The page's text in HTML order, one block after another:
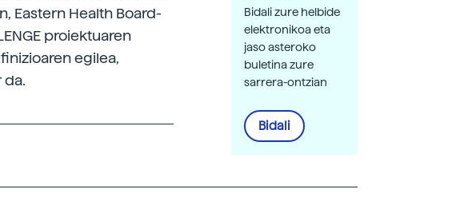
Eastern Health Board-
proiektuaren
egilea,
da.
Bidali zure helbide
elektronikoa eta
jaso asteroko
buletina zure
sarrera-ontzian
Bidali